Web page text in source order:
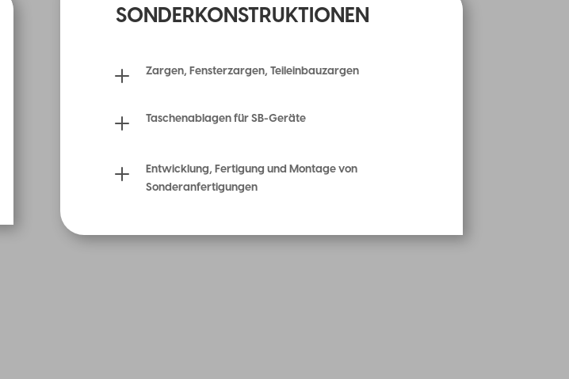
SONDERKONSTRUKTIONEN
L Zargen, Fensterzargen, Teileinbauzargen
L Taschenablagen für SB-Geräte
L
Entwicklung, Fertigung und Montage von
Sonderanfertigungen